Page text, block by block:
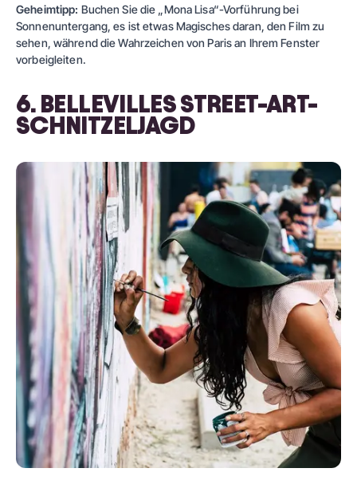
Geheimtipp: Buchen Sie die „Mona Lisa“-Vorführung bei
Sonnenuntergang, es ist etwas Magisches daran, den Film zu
sehen, während die Wahrzeichen von Paris an Ihrem Fenster
vorbeigleiten.
6. BELLEVILLES STREET-ART-
SCHNITZELJAGD